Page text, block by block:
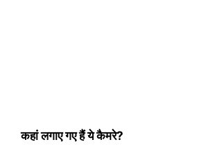
कहां लगाए गए हैं ये कैमरे?